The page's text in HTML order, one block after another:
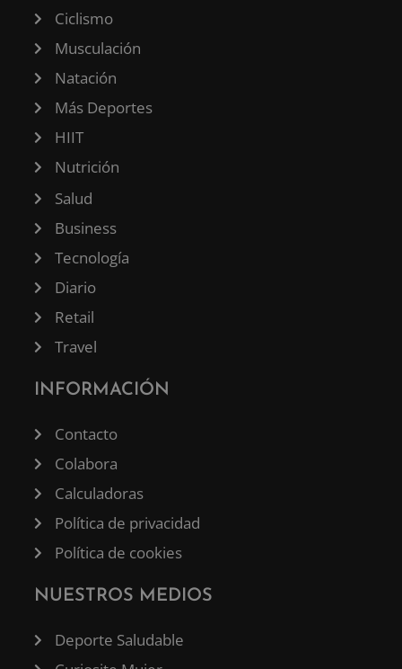
Ciclismo
Musculación
Natación
Más Deportes
HIIT
Nutrición
Salud
Business
Tecnología
Diario
Retail
Travel
INFORMACIÓN
Contacto
Colabora
Calculadoras
Política de privacidad
Política de cookies
NUESTROS MEDIOS
Deporte Saludable